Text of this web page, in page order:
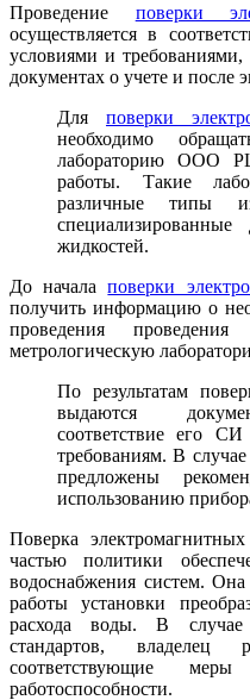
Проведение поверки
осуществляется в
условиями и
документах о учете и после
Для поверки
необходимо
лабораторию ООО
работы. Такие
различные типы
жидкостей.
До началаповерки
получить информацию о
проведения
метрологическую
По результатам
выдаются
соответствие его
требованиям. В
предложены
использованию
Поверка
частью политики
водоснабжения систем. Она
работы установки
расхода воды. В случае
стандартов, владелец
соответствующие
работоспособности.